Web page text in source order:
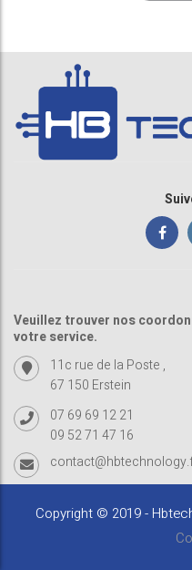
Veuillez trouver nos
votre service.
11c rue de la Poste ,
67 150 Erstein
07 69 69 12 21
09 52 71 47 16
Copyright © 2019 -